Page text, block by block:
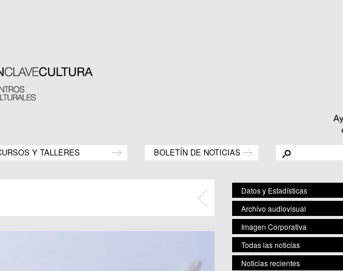
Y TALLERES BOLETÍN DE NOTICIAS
Datos y Estadísticas
Archivo audiovisual
Imagen Corporativa
Todas las noticias
Noticias recientes